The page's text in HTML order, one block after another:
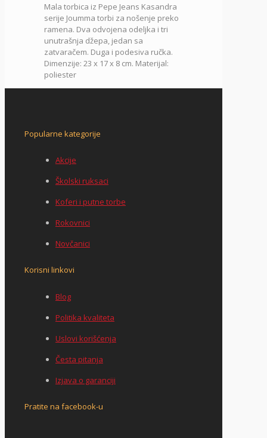
Mala torbica iz Pepe Jeans Kasandra
serije Joumma torbi za nošenje preko
ramena. Dva odvojena odeljka i tri
unutrašnja džepa, jedan sa
zatvaračem. Duga i podesiva ručka.
Dimenzije: 23 x 17 x 8 cm. Materijal:
poliester
Popularne kategorije
Akcije
Školski ruksaci
Koferi i putne torbe
Rokovnici
Novčanici
Korisni linkovi
Blog
Politika kvaliteta
Uslovi korišćenja
Česta pitanja
Izjava o garanciji
Pratite na facebook-u